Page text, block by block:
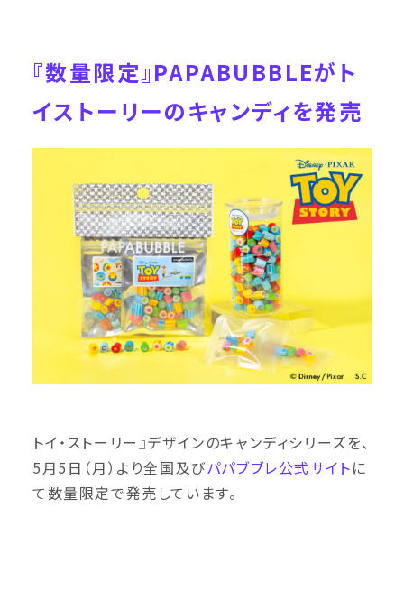
『数量限定』PAPABUBBLEがト
イストーリーのキャンディを発売
トイ・ストーリー』デザインのキャンディシリーズを、
5月5日（月）より全国及びパパブブレ公式サイトに
て数量限定で発売しています。